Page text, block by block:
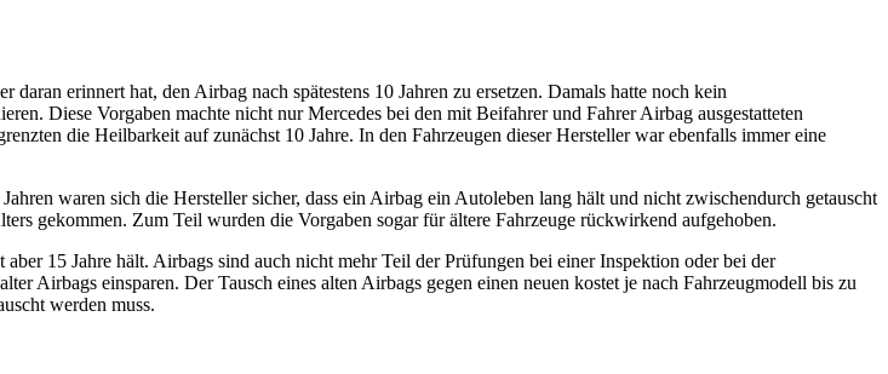
erinnert hat, den Airbag nach spätestens 10 Jahren zu ersetzen. Damals hatte noch kein
Diese Vorgaben machte nicht nur Mercedes bei den mit Beifahrer und Fahrer Airbag ausgestatteten
die Heilbarkeit auf zunächst 10 Jahre. In den Fahrzeugen dieser Hersteller war ebenfalls immer eine
waren sich die Hersteller sicher, dass ein Airbag ein Autoleben lang hält und nicht zwischendurch getauscht
gekommen. Zum Teil wurden die Vorgaben sogar für ältere Fahrzeuge rückwirkend aufgehoben.
15 Jahre hält. Airbags sind auch nicht mehr Teil der Prüfungen bei einer Inspektion oder bei der
Airbags einsparen. Der Tausch eines alten Airbags gegen einen neuen kostet je nach Fahrzeugmodell bis zu
werden muss.